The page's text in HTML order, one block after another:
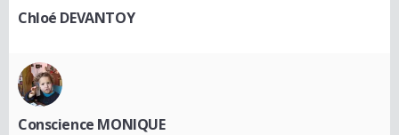
Chloé DEVANTOY
Conscience MONIQUE